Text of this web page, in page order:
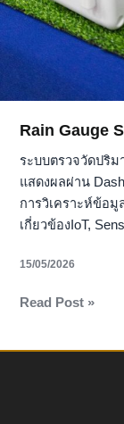
Rain Gauge
ระบบตรวจวัดปริ
แสดงผลผ่าน
การวิเคราะห์ข้อ
เกี่ยวข้องIoT,
15/05/2026
Read Post »